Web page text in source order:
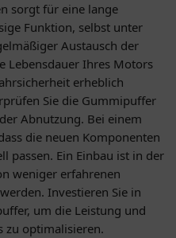
sorgt für eine lange
Funktion, selbst unter
Austausch der
Lebensdauer Ihres Motors
erheblich
Sie die Gummipuffer
Abnutzung. Bei einem
die neuen Komponenten
passen. Ein Einbau ist in der
weniger erfahrenen
Investieren Sie in
um die Leistung und
zu optimalisieren.